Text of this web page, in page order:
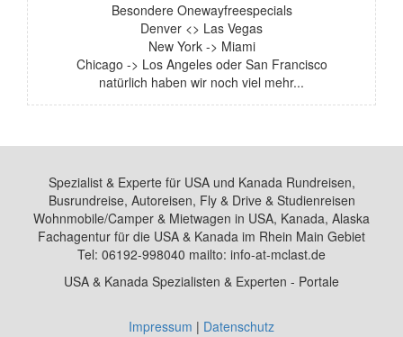
Besondere Onewayfreespecials
Denver <> Las Vegas
New York -> Miami
Chicago -> Los Angeles oder San Francisco
natürlich haben wir noch viel mehr...
Spezialist & Experte für USA und Kanada Rundreisen,
Busrundreise, Autoreisen, Fly & Drive & Studienreisen
Wohnmobile/Camper & Mietwagen in USA, Kanada, Alaska
Fachagentur für die USA & Kanada im Rhein Main Gebiet
Tel: 06192-998040 mailto: info-at-mclast.de
USA & Kanada Spezialisten & Experten - Portale
Impressum | Datenschutz